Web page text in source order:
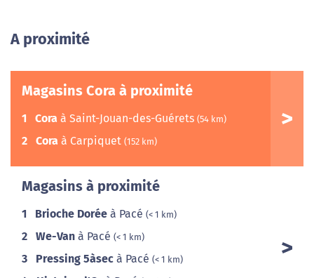
A proximité
Magasins Cora à proximité
1 Cora à Saint-Jouan-des-Guérets (54 km)
2 Cora à Carpiquet (152 km)
Magasins à proximité
1 Brioche Dorée à Pacé (< 1 km)
2 We-Van à Pacé (< 1 km)
3 Pressing 5àsec à Pacé (< 1 km)